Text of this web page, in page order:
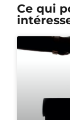
Ce qui